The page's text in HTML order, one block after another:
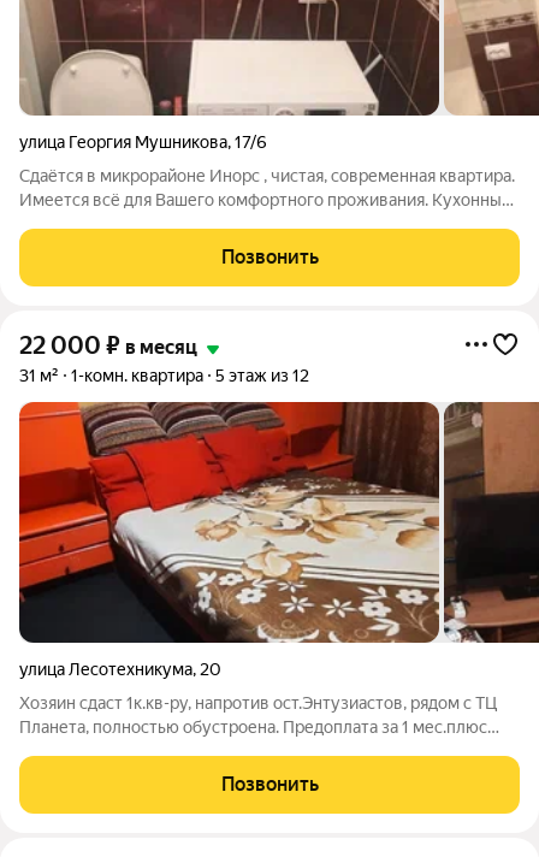
улица Георгия Мушникова,17/6
Сдаётся в микрорайоне Инорс , чистая, современная квартира.
Имеется всё для Вашего комфортного проживания. Кухонный
печь , встроенные духовой электрический шкаф и плита
электрическая , двойная
Позвонить
22 000 ₽ в месяц
31 м² 1-комн. квартира 5 этаж из 12
улица Лесотехникума, 20
Хозяин сдаст 1к.кв-ру, напротив ост.Энтузиастов, рядом с ТЦ
Планета, полностью обустроена. Предоплата за 1 мес.плюс
Проживание минимум по договору от 6 мес.и больше. Залог
10т. При проживании менее 6
Позвонить